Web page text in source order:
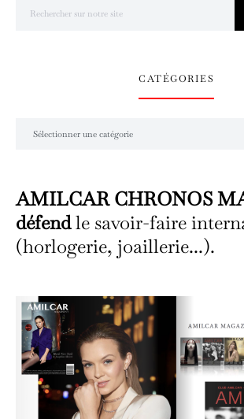
CATÉGORIES
AMILCAR CHRONOS
défendle savoir-faire
(horlogerie, joaillerie...).